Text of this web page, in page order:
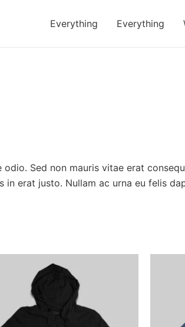
Everything Everything
Sed non mauris vitae erat
erat justo. Nullam ac urna eu felis